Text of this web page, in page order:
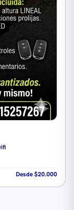
Desde $20.000